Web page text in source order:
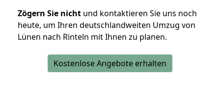
Zögern Sie nicht und kontaktieren Sie uns noch
heute, um Ihren deutschlandweiten Umzug von
Lünen nach Rinteln mit Ihnen zu planen.
Kostenlose Angebote erhalten